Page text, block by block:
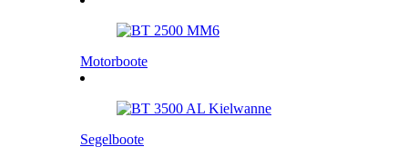
Motorboote
Segelboote